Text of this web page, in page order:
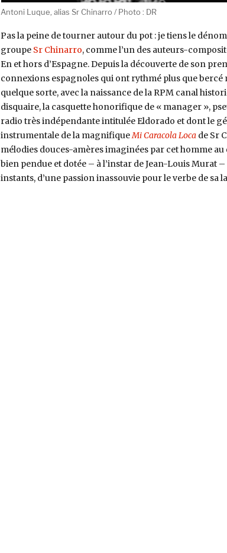
Antoni Luque, alias Sr Chinarro / Photo : DR
Pas la peine de tourner autour du pot : je tiens le
groupe Sr Chinarro, comme l’un des auteurs-
En et hors d’Espagne. Depuis la découverte de son
connexions espagnoles qui ont rythmé plus que bercé
quelque sorte, avec la naissance de la RPM canal
disquaire, la casquette honorifique de « manager »,
radio très indépendante intitulée Eldorado et dont le
instrumentale de la magnifiqueMi Caracola Loca de Sr
mélodies douces-amères imaginées par cet homme
bien pendue et dotée – à l’instar de Jean-Louis Murat
instants, d’une passion inassouvie pour le verbe de sa